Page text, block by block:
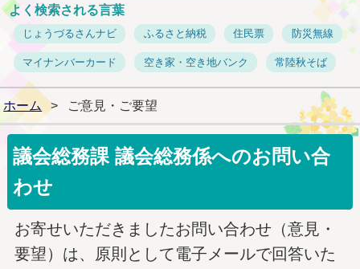
よく検索される言葉
じょうづるさんナビ ふるさと納税 住民票 防災無線
マイナンバーカード 空き家・空き地バンク 常陸秋そば
ホーム > ご意見・ご要望
議会総務課 議会総務係へのお問い合
わせ
お寄せいただきましたお問い合わせ（意見・
要望）は、原則として電子メールで回答いた